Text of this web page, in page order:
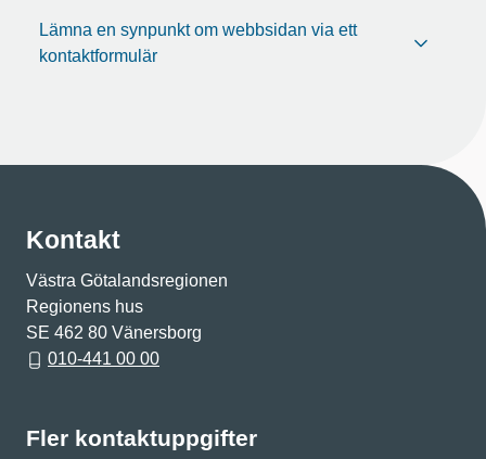
Lämna en synpunkt om webbsidan via ett
kontaktformulär
Kontakt
Västra Götalandsregionen
Regionens hus
SE 462 80 Vänersborg
010-441 00 00
Fler kontaktuppgifter